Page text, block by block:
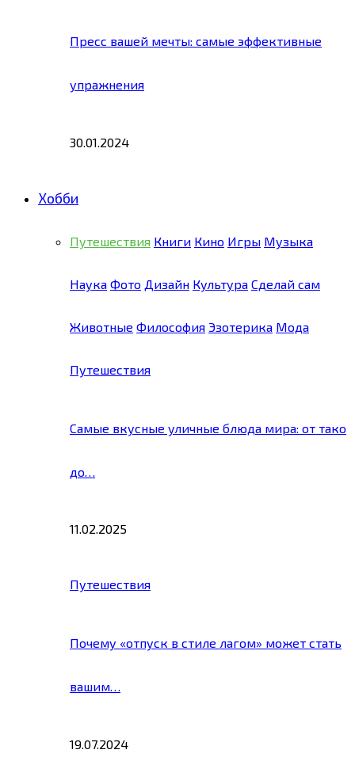
Пресс вашей мечты: самые эффективные
упражнения
30.01.2024
Хобби
Путешествия Книги Кино Игры Музыка
Наука Фото Дизайн Культура Сделай сам
Животные Философия Эзотерика Мода
Путешествия
Самые вкусные уличные блюда мира: от тако
до…
11.02.2025
Путешествия
Почему «отпуск в стиле лагом» может стать
вашим…
19.07.2024